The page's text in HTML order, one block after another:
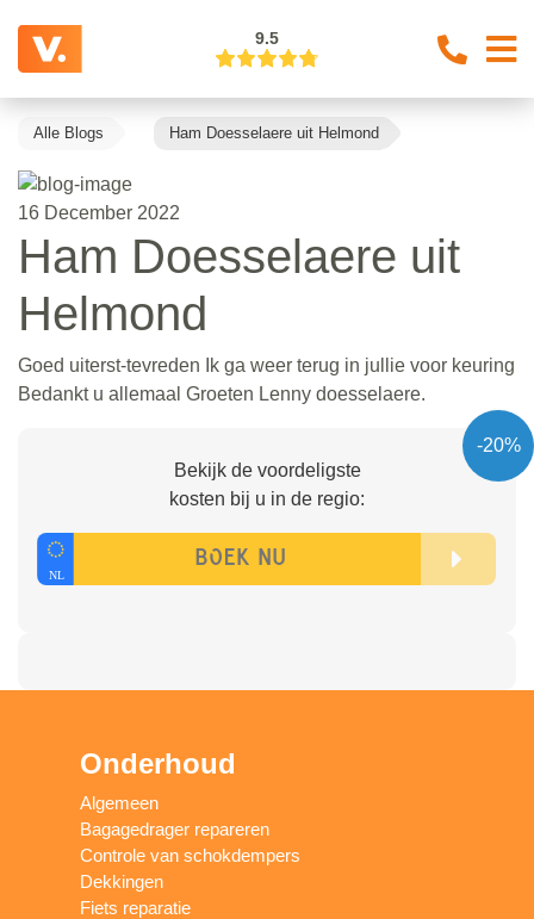
9.5
Alle Blogs Ham Doesselaere uit Helmond
16 December 2022
Ham Doesselaere uit
Helmond
Goed uiterst-tevreden Ik ga weer terug in jullie voor keuring
Bedankt u allemaal Groeten Lenny doesselaere.
-20%
Bekijk de voordeligste
kosten bij u in de regio:
Onderhoud
Algemeen
Bagagedrager repareren
Controle van schokdempers
Dekkingen
Fiets reparatie